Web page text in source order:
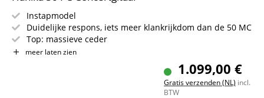
Instapmodel
Duidelijke respons, iets meer klankrijkdom dan de 50 MC
Top: massieve ceder
Achter- en zijkanten: massief palissander
Hals: cedro, doorlopend voorzien van ebbenhout
meer laten zien
1.099,00 €
Gratis verzenden (NL) incl.
BTW